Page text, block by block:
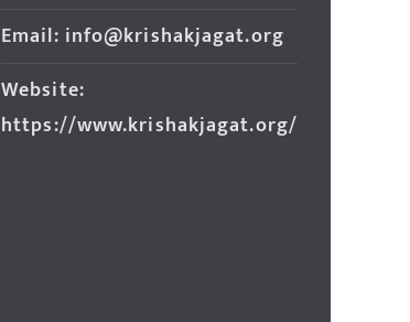
Email: info@krishakjagat.org
Website:
https://www.krishakjagat.org/